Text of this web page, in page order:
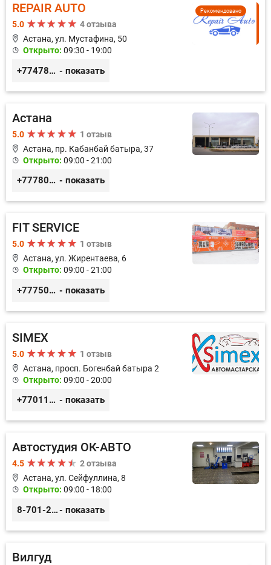
Рекомендовано
REPAIR AUTO
5.0
4 отзыва
Астана, ул. Мустафина, 50
Открыто: 09:30 - 19:00
+77478040784 - показать
Астана
5.0
1 отзыв
Астана, пр. Кабанбай батыра, 37
Открыто: 09:00 - 21:00
+77780037474 - показать
FIT SERVICE
5.0
1 отзыв
Астана, ул. Жирентаева, 6
Открыто: 09:00 - 21:00
+77750070775 - показать
SIMEX
5.0
1 отзыв
Астана, просп. Богенбай батыра 2
Открыто: 09:00 - 20:00
+77011248780 - показать
Автостудия ОК-АВТО
4.5
2 отзыва
Астана, ул. Сейфуллина, 8
Открыто: 09:00 - 18:00
8-701-250-88-00- показать
Вилгуд